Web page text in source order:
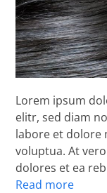
Lorem ipsum
elitr, sed diam
labore et dolore
voluptua. At
dolores et ea
Read more